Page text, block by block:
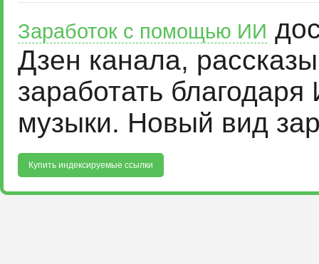
Заработок с помощью ИИ
Дзен канала,
заработать
музыки. Новый вид
Купить индексируемые ссылки